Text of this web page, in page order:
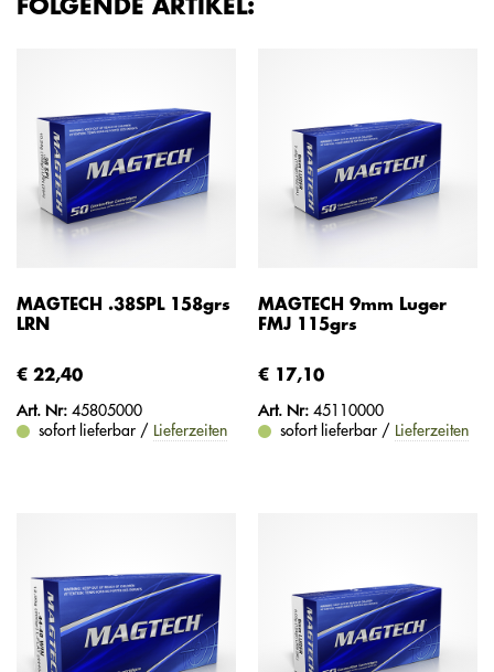
FOLGENDE ARTIKEL:
MAGTECH .38SPL 158grs
LRN
€ 22,40
Art. Nr: 45805000
sofort lieferbar / Lieferzeiten
MAGTECH 9mm Luger
FMJ 115grs
€ 17,10
Art. Nr: 45110000
sofort lieferbar / Lieferzeiten